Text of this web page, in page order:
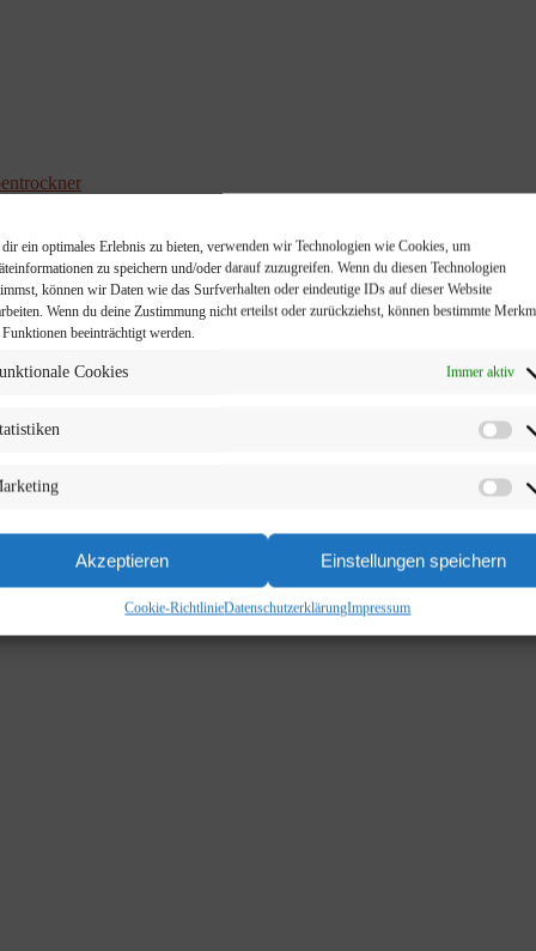
ein optimales Erlebnis zu bieten, verwenden wir Technologien wie Cookies, um
zu speichern und/oder darauf zuzugreifen. Wenn du diesen Technologien
können wir Daten wie das Surfverhalten oder eindeutige IDs auf dieser Website
Wenn du deine Zustimmung nicht erteilst oder zurückziehst, können bestimmte
beeinträchtigt werden.
Cookies Immer aktiv
Akzeptieren Einstellungen speichern
Cookie-RichtlinieDatenschutzerklärungImpressum